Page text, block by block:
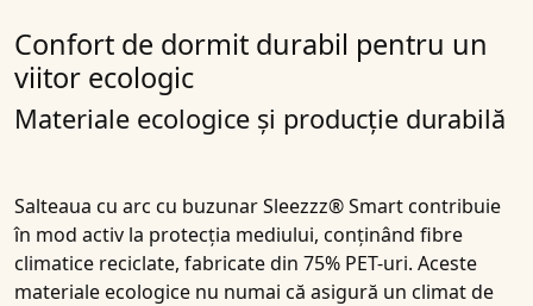
Confort de dormit durabil pentru un
viitor ecologic
Materiale ecologice și producție durabilă
Salteaua cu arc cu buzunar Sleezzz® Smart contribuie
în mod activ la protecția mediului, conținând fibre
climatice reciclate, fabricate din 75% PET-uri. Aceste
materiale ecologice nu numai că asigură un climat de